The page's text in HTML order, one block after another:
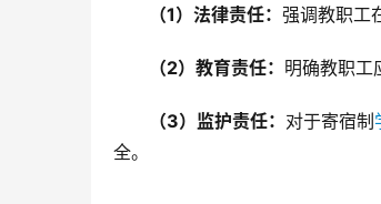
（1）法律责任： 强调教职工
（2）教育责任： 明确教职工
（3）监护责任： 对于寄宿制
全。